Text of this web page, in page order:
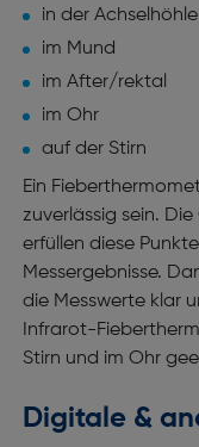
in der Achselhöhle
im Mund
im After/rektal
im Ohr
auf der Stirn
Ein
zuverlässig sein.
erfüllen diese
Messergebnisse.
die Messwerte klar
Infrarot-
Stirn und im Ohr
Digitale &